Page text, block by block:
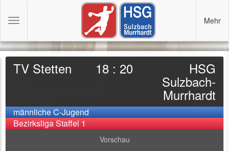
TV Stetten 18 : 20 HSG
Sulzbach-
Murrhardt
männliche C-Jugend
Bezirksliga Staffel 1
Vorschau
Toggle
Mehr